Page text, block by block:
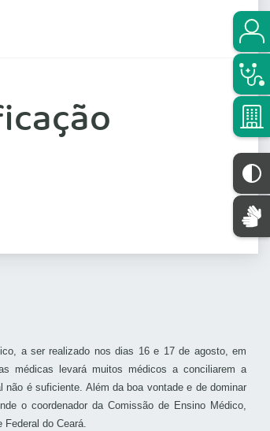
a ser realizado nos dias 16 e 17 de agosto, em
médicas levará muitos médicos a conciliarem a
é suficiente. Além da boa vontade e de dominar
o coordenador da Comissão de Ensino Médico,
do Ceará.